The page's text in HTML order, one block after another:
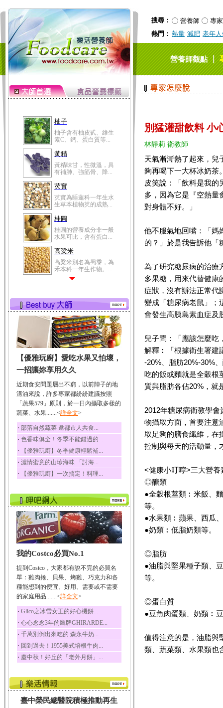
搜尋： 營養師
專家
熱門： 熱量 減肥 老年
營養師觀點｜
柚子
柚子含有柚皮甙、維生
素C、鈣、蛋白質等...
黃精
黃精味甘，性微溫，具
有補肺、強筋骨、降...
芡實
芡實為睡蓮科一年生水
生草本植物芡的成熟...
桂圓
桂圓的營養成分非一般
水果可比，含有蛋白...
高粱米
高粱米別名為蜀黍，為
禾本科一年生作物。...
有蛋白質、脂肪、磷...
鮪魚
鮪魚肚肉中的不飽和脂
肪酸內富含EPA和DH...
韭菜
韭菜所含的膳食纖維能
幫助消化與通便；揮...
冬瓜
冬瓜營養價值高，鈉含
量極低是水腫病人的...
豆豉
豆豉裡頭含有營養的蛋
白質、脂肪、鈣、磷...
榛果
榛果裡所含的營養素有
蛋白質、脂肪、醣類...
迷迭香
酸、迷迭香酸、植物...
咖啡
咖啡中的咖啡因會刺激
中樞神經系統，特別...
椰子
椰子含有糖類、脂肪、
荔枝
荔枝性質溫和所含的營
養素有醣類、檸檬酸...
五味子
五味子性質溫熱所含營
養成分有揮發油、檸...
草魚
草魚含有維生素A、維生
素C、及豐富的蛋白...
【優雅玩廚】愛吃水果又怕壞，
一招讓妳享用久久
近期食安問題層出不窮，以前陣子的地
溝油來說，許多專家都紛紛建議按照
「蔬果579」原則，於一日內攝取多樣的
蔬菜、水果.......<詳全文>
‧ 部落自然蔬菜 邀都市人共食...
‧ 色香味俱全！冬季不能錯過的...
‧ 【優雅玩廚】冬季健康輕鬆補...
‧ 濃情蜜意的山珍海味 「討海...
‧ 【優雅玩廚】一次搞定！料理...
我的Costco必買No.1
提到Costco，大家都有說不完的必買名
單：雞肉捲、貝果、烤雞、巧克力和各
種能想到的便宜、好用、需要或不需要
的家庭用品.......<詳全文>
‧ Glico之冰雪女王的好心機餅...
‧ 心心念念3年的鷹牌GHIRARDE...
‧ 千萬別倒出來吃的 森永牛奶...
‧ 回到過去！1955美式培根牛肉...
‧ 慶中秋！好丘的「老外月餅」...
臺中榮民總醫院積極推動再生
別猛灌甜飲料 小
林靜莉 衛教師
天氣漸漸熱了起來，兒
夠再喝下一大杯冰奶茶
皮笑說：「飲料是我的
多，因為它是『空熱量
對身體不好。」
他不服氣地回嘴：「媽
的？」於是我告訴他「
為了研究糖尿病的治療
多果糖，用來代替健康
症狀，沒有辦法正常代
變成「糖尿病老鼠」；
會發生高胰島素血症及
兒子問：「應該怎麼吃
解釋︰「根據衛生署建
-20%、脂肪20%-30%
吃的飯或麵就是全穀根
質與脂肪各佔20%，就
2012年糖尿病衛教學
物攝取方面，首要注意
取足夠的膳食纖維，在
控制與每天的活動量，
<健康小叮嚀>三大營養
◎醣類
●全穀根莖類︰米飯、
等。
●水果類︰蘋果、西瓜
●奶類︰低脂奶類等。
◎脂肪
●油脂與堅果種子類、
等。
◎蛋白質
●豆魚肉蛋類、奶類︰
值得注意的是，油脂與
類、蔬菜類、水果類也